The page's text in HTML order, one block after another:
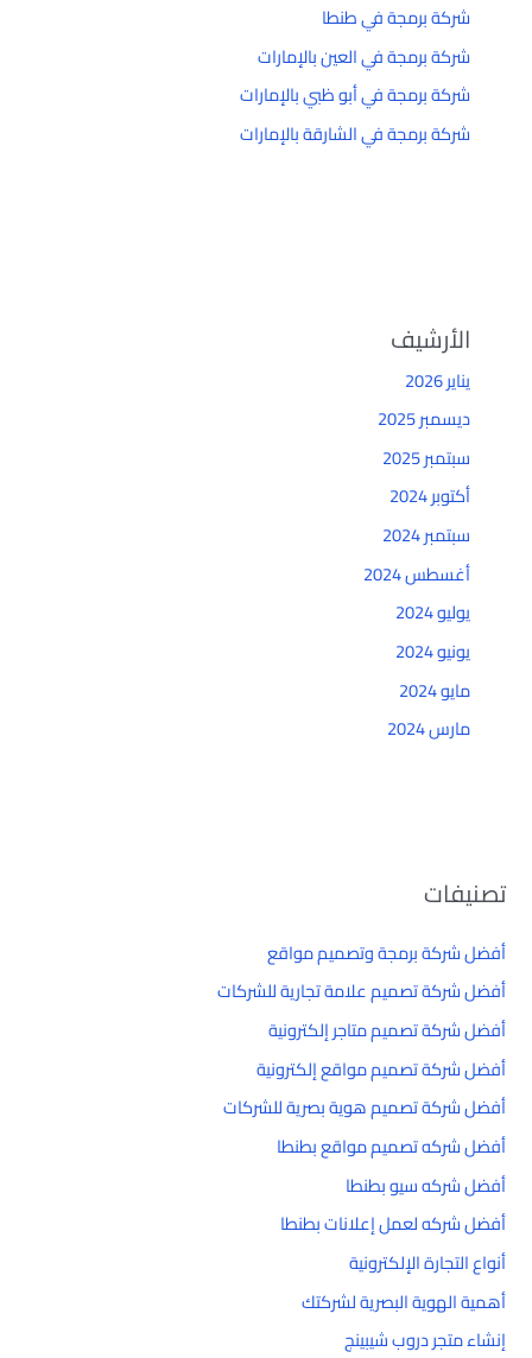
شركة برمجة في طنطا
شركة برمجة في العين بالإمارات
شركة برمجة في أبو ظبي بالإمارات
شركة برمجة في الشارقة بالإمارات
الأرشيف
يناير 2026
ديسمبر 2025
سبتمبر 2025
أكتوبر 2024
سبتمبر 2024
أغسطس 2024
يوليو 2024
يونيو 2024
مايو 2024
مارس 2024
تصنيفات
أفضل شركة برمجة وتصميم مواقع
أفضل شركة تصميم علامة تجارية للشركات
أفضل شركة تصميم متاجر إلكترونية
أفضل شركة تصميم مواقع إلكترونية
أفضل شركة تصميم هوية بصرية للشركات
أفضل شركه تصميم مواقع بطنطا
أفضل شركه سيو بطنطا
أفضل شركه لعمل إعلانات بطنطا
أنواع التجارة الإلكترونية
أهمية الهوية البصرية لشركتك
إنشاء متجر دروب شيبينج